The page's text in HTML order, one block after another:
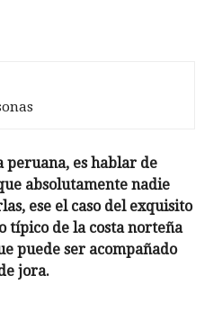
es hablar de
absolutamente nadie
ese el caso del exquisito
típico de la costa norteña
puede ser acompañado
jora.